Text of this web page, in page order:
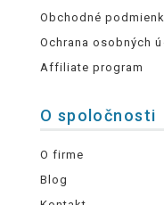
Obchodné
Ochrana osobných
Affiliate program
O spoločnosti
O firme
Blog